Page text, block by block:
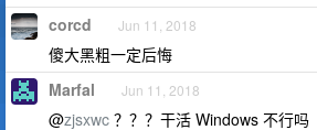
corcd Jun 11, 2018
傻大黑粗一定后悔
Marfal Jun 11, 2018
@zjsxwc ？？？干活 Windows 不行吗